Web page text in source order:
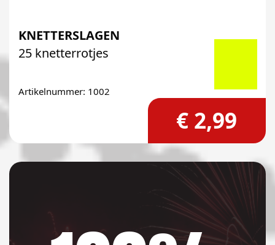
KNETTERSLAGEN
25 knetterrotjes
Artikelnummer: 1002
€ 2,99